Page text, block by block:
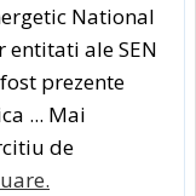
National
ale SEN
prezente
... Mai
de